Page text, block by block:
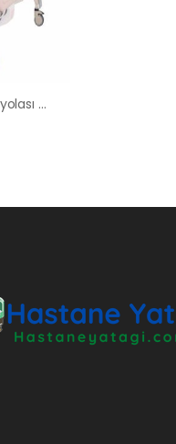
MOTORLU
KARYOLASI
ANKARA
HASTA
KARYOLASI
HK-70 – 3
Birlik Hasta Karyolası Kiralama Satış Fiyatları